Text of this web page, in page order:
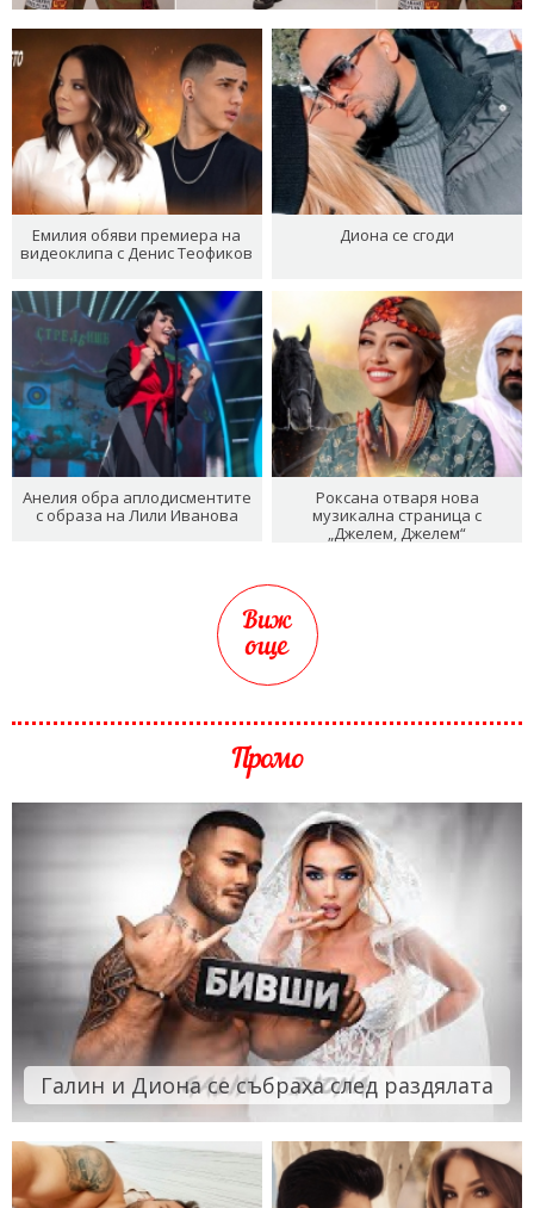
Емилия обяви премиера на
видеоклипа с Денис Теофиков
Диона се сгоди
Анелия обра аплодисментите
с образа на Лили Иванова
Роксана отваря нова
музикална страница с
„Джелем, Джелем“
Виж
още
Промо
Галин и Диона се събраха след раздялата